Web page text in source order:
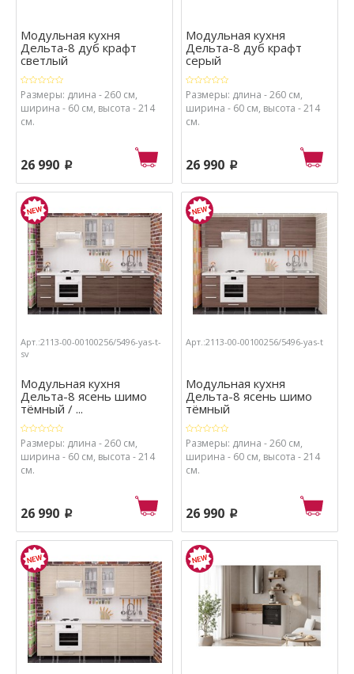
Модульная кухня
Дельта-8 дуб крафт
светлый
Размеры: длина - 260 см,
ширина - 60 см, высота - 214
см.
26 990 p
Модульная кухня
Дельта-8 дуб крафт
серый
Размеры: длина - 260 см,
ширина - 60 см, высота - 214
см.
26 990 p
Арт.:2113-00-00100256/5496-yas-t-
sv
Модульная кухня
Дельта-8 ясень шимо
тёмный / ...
Размеры: длина - 260 см,
ширина - 60 см, высота - 214
см.
26 990 p
Арт.:2113-00-00100256/5496-yas-t
Модульная кухня
Дельта-8 ясень шимо
тёмный
Размеры: длина - 260 см,
ширина - 60 см, высота - 214
см.
26 990 p